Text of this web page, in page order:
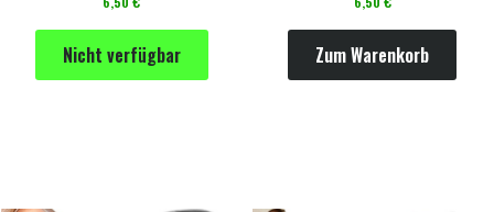
Nicht verfügbar Zum Warenkorb